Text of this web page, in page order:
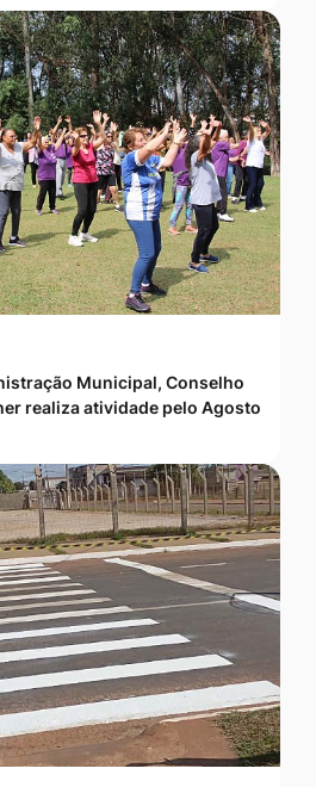
Municipal, Conselho
realiza atividade pelo Agosto